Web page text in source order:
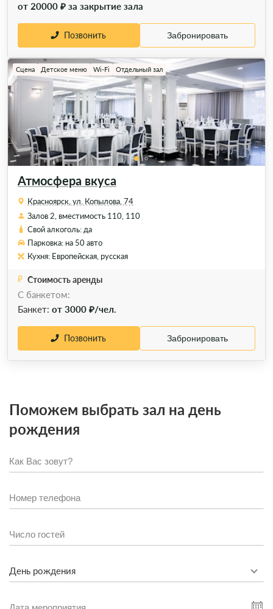
от 20000 ₽ за закрытие зала
Позвонить Забронировать
Атмосфера вкуса
Сцена Детское меню Wi-Fi Отдельный зал
Красноярск, ул. Копылова, 74
Залов 2, вместимость 110, 110
Свой алкоголь: да
Парковка: на 50 авто
Кухня: Европейская, русская
Стоимость аренды
С банкетом:
Банкет: от 3000 ₽/чел.
Позвонить Забронировать
Поможем выбрать зал на день
рождения
День рождения